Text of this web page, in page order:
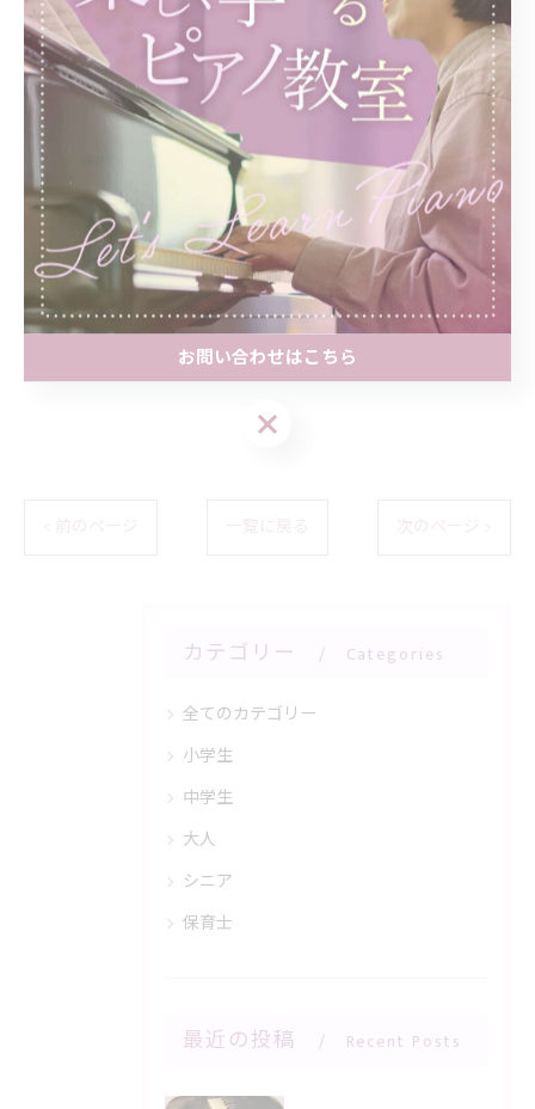
中で行われる様々な活動のリズムと深く結びついてお
り、音楽を聴くことで、身体はその拍子の構造に自然と
引き込まれ、活動の質や感情の状態に影響を受けていま
す。
平面上の楽譜からリズム、拍子の感覚を立体的に体で感
じながら演奏することで生き生きとした音楽が生まれる
のですね。
いつも音楽をハートで感じながら演奏していきたいで
カテゴリー Categories
全てのカテゴリー
小学生
中学生
大人
シニア
保育士
最近の投稿 Recent Posts
お問い合わせはこちら
お問い合わせはこちら